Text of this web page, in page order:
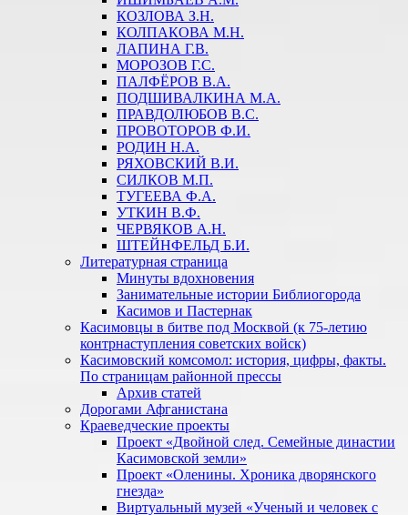
КОЗЛОВА З.Н.
КОЛПАКОВА М.Н.
ЛАПИНА Г.В.
МОРОЗОВ Г.С.
ПАЛФЁРОВ В.А.
ПОДШИВАЛКИНА М.А.
ПРАВДОЛЮБОВ В.С.
ПРОВОТОРОВ Ф.И.
РОДИН Н.А.
РЯХОВСКИЙ В.И.
СИЛКОВ М.П.
ТУГЕЕВА Ф.А.
УТКИН В.Ф.
ЧЕРВЯКОВ А.Н.
ШТЕЙНФЕЛЬД Б.И.
Литературная страница
Минуты вдохновения
Занимательные истории Библиогорода
Касимов и Пастернак
Касимовцы в битве под Москвой (к 75-летию
контрнаступления советских войск)
Касимовский комсомол: история, цифры, факты.
По страницам районной прессы
Архив статей
Дорогами Афганистана
Краеведческие проекты
Проект «Двойной след. Семейные династии
Касимовской земли»
Проект «Оленины. Хроника дворянского
гнезда»
Виртуальный музей «Ученый и человек с